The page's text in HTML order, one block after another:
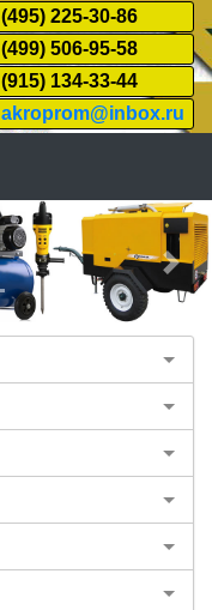
(495) 225-30-86
(499) 506-95-58
(915) 134-33-44
akroprom@inbox.ru